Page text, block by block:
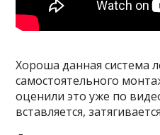
Хороша данная система
самостоятельного
оценили это уже по
вставляется,